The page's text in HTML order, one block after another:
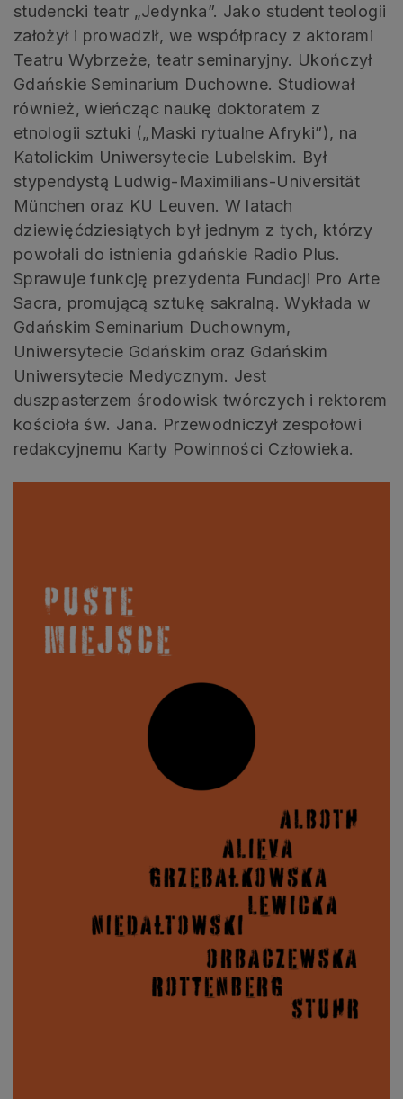
studencki teatr „Jedynka”. Jako student teologii
założył i prowadził, we współpracy z aktorami
Teatru Wybrzeże, teatr seminaryjny. Ukończył
Gdańskie Seminarium Duchowne. Studiował
również, wieńcząc naukę doktoratem z
etnologii sztuki („Maski rytualne Afryki”), na
Katolickim Uniwersytecie Lubelskim. Był
stypendystą Ludwig-Maximilians-Universität
München oraz KU Leuven. W latach
dziewięćdziesiątych był jednym z tych, którzy
powołali do istnienia gdańskie Radio Plus.
Sprawuje funkcję prezydenta Fundacji Pro Arte
Sacra, promującą sztukę sakralną. Wykłada w
Gdańskim Seminarium Duchownym,
Uniwersytecie Gdańskim oraz Gdańskim
Uniwersytecie Medycznym. Jest
duszpasterzem środowisk twórczych i rektorem
kościoła św. Jana. Przewodniczył zespołowi
redakcyjnemu Karty Powinności Człowieka.